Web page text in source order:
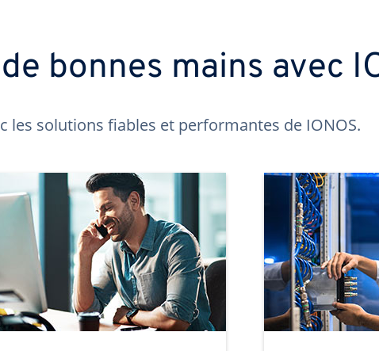
bonnes mains avec
les solutions fiables et performantes de IONOS.